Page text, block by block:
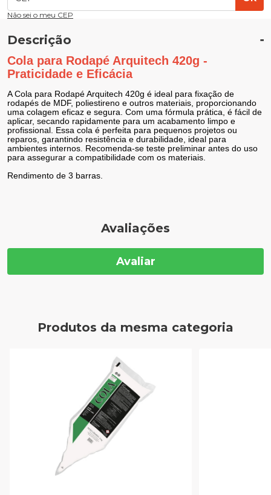
Não sei o meu CEP
Descrição
Cola para Rodapé Arquitech 420g -
Praticidade e Eficácia
A Cola para Rodapé Arquitech 420g é ideal para fixação de
rodapés de MDF, poliestireno e outros materiais, proporcionando
uma colagem eficaz e segura. Com uma fórmula prática, é fácil de
aplicar, secando rapidamente para um acabamento limpo e
profissional. Essa cola é perfeita para pequenos projetos ou
reparos, garantindo resistência e durabilidade, ideal para
ambientes internos. Recomenda-se teste preliminar antes do uso
para assegurar a compatibilidade com os materiais.
Rendimento de 3 barras.
Avaliações
Avaliar
Produtos da mesma categoria